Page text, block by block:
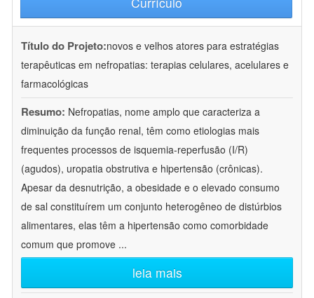
Título do Projeto:novos e velhos atores para estratégias
terapêuticas em nefropatias: terapias celulares, acelulares e
farmacológicas
Resumo: Nefropatias, nome amplo que caracteriza a
diminuição da função renal, têm como etiologias mais
frequentes processos de isquemia-reperfusão (I/R)
(agudos), uropatia obstrutiva e hipertensão (crônicas).
Apesar da desnutrição, a obesidade e o elevado consumo
de sal constituírem um conjunto heterogêneo de distúrbios
alimentares, elas têm a hipertensão como comorbidade
comum que promove ...
leia mais